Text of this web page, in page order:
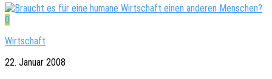
0
Wirtschaft
22. Januar 2008